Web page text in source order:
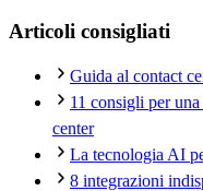
Articoli consigliati
Guida al contact
11 consigli per
center
La tecnologia AI
8 integrazioni